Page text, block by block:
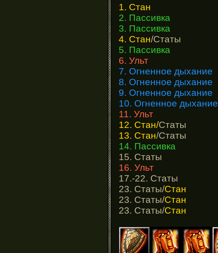
1. Стан
2. Пассивка
3. Пассивка
4. Стан/Статы
5. Пассивка
6. Ульт
7. Огненное дыхание
8. Огненное дыхание
9. Огненное дыхание
10. Огненное дыхание
11. Ульт
12. Стан/Статы
13. Стан/Статы
14. Пассивка
15. Статы
16. Ульт
17.-22. Статы
23. Статы/Стан
23. Статы/Стан
23. Статы/Стан